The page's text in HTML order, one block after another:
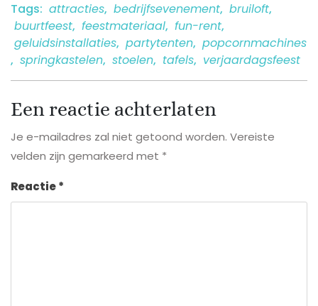
Tags: attracties, bedrijfsevenement, bruiloft,
buurtfeest, feestmateriaal, fun-rent,
geluidsinstallaties, partytenten, popcornmachines
, springkastelen, stoelen, tafels, verjaardagsfeest
Een reactie achterlaten
Je e-mailadres zal niet getoond worden. Vereiste
velden zijn gemarkeerd met *
Reactie*